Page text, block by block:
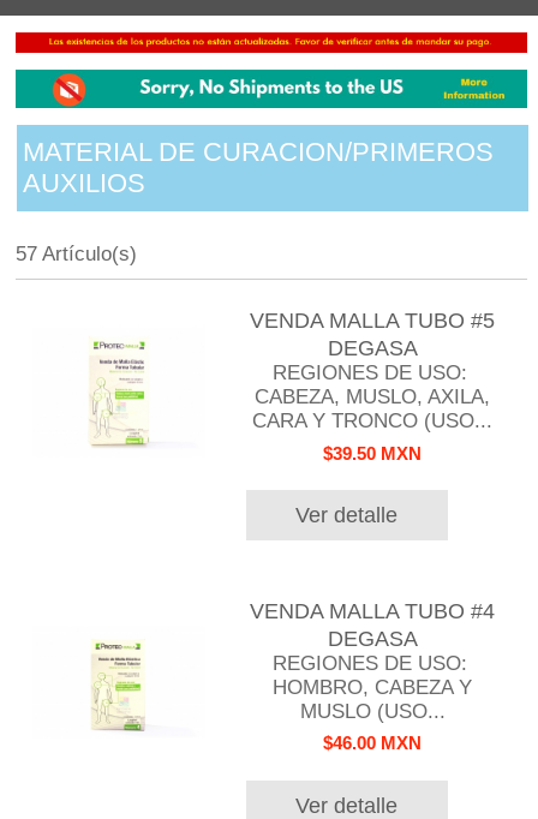
MATERIAL DE CURACION/PRIMEROS
AUXILIOS
57 Artículo(s)
VENDA MALLA TUBO #5
DEGASA
REGIONES DE USO:
CABEZA, MUSLO, AXILA,
CARA Y TRONCO (USO...
$39.50 MXN
Ver detalle
VENDA MALLA TUBO #4
DEGASA
REGIONES DE USO:
HOMBRO, CABEZA Y
MUSLO (USO...
$46.00 MXN
Ver detalle